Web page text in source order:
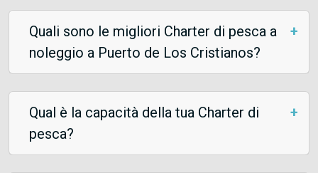
Quali sono le migliori Charter di pesca a
noleggio a Puerto de Los Cristianos?
Qual è la capacità della tua Charter di
pesca?